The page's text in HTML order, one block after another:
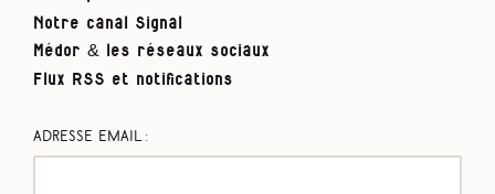
Notre canal Signal
Médor & les réseaux sociaux
Flux RSS et notifications
Adresse email :